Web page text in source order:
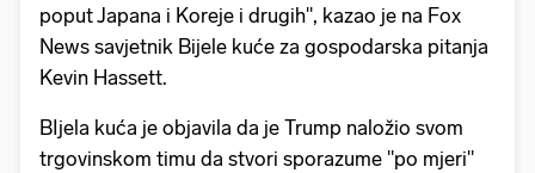
poput Japana i Koreje i drugih", kazao je na Fox
News savjetnik Bijele kuće za gospodarska pitanja
Kevin Hassett.
BIjela kuća je objavila da je Trump naložio svom
trgovinskom timu da stvori sporazume "po mjeri"